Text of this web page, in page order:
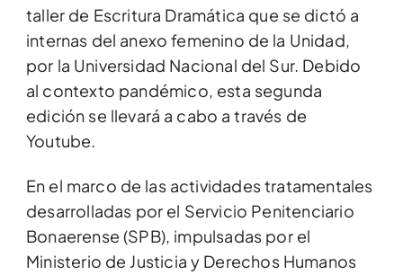
taller de Escritura Dramática que se dictó a
internas del anexo femenino de la Unidad,
por la Universidad Nacional del Sur. Debido
al contexto pandémico, esta segunda
edición se llevará a cabo a través de
Youtube.
En el marco de las actividades tratamentales
desarrolladas por el Servicio Penitenciario
Bonaerense (SPB), impulsadas por el
Ministerio de Justicia y Derechos Humanos